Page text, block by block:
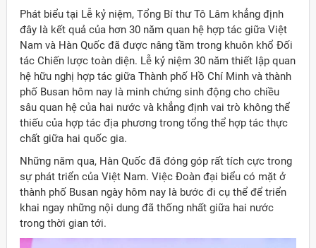
Phát biểu tại Lễ kỷ niệm, Tổng Bí thư Tô Lâm khẳng định
đây là kết quả của hơn 30 năm quan hệ hợp tác giữa Việt
Nam và Hàn Quốc đã được nâng tầm trong khuôn khổ Đối
tác Chiến lược toàn diện. Lễ kỷ niệm 30 năm thiết lập quan
hệ hữu nghị hợp tác giữa Thành phố Hồ Chí Minh và thành
phố Busan hôm nay là minh chứng sinh động cho chiều
sâu quan hệ của hai nước và khẳng định vai trò không thể
thiếu của hợp tác địa phương trong tổng thể hợp tác thực
chất giữa hai quốc gia.
Những năm qua, Hàn Quốc đã đóng góp rất tích cực trong
sự phát triển của Việt Nam. Việc Đoàn đại biểu có mặt ở
thành phố Busan ngày hôm nay là bước đi cụ thể để triển
khai ngay những nội dung đã thống nhất giữa hai nước
trong thời gian tới.